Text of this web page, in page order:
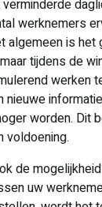
werknemers
algemeen is
tijdens de
werken
nieuwe
worden. Dit
voldoening.
de
uw